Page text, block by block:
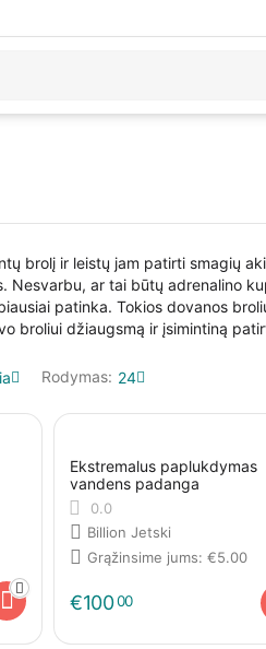
brolį ir leistų jam patirti smagių
Nesvarbu, ar tai būtų adrenalino
patinka. Tokios dovanos
broliui džiaugsmą ir įsimintiną
Rodymas: 24
Ekstremalus paplukdymas
vandens padanga
0.0
Billion Jetski
Grąžinsime jums: €5.00
€10000